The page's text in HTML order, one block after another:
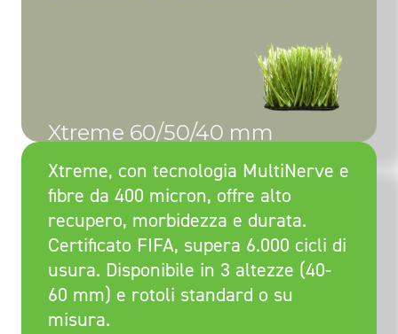
Xtreme 60/50/40 mm
Xtreme, con tecnologia MultiNerve e
fibre da 400 micron, offre alto
recupero, morbidezza e durata.
Certificato FIFA, supera 6.000 cicli di
usura. Disponibile in 3 altezze (40-
60 mm) e rotoli standard o su
misura.